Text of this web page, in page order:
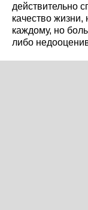
действительно
качество жизни,
каждому, но
либо